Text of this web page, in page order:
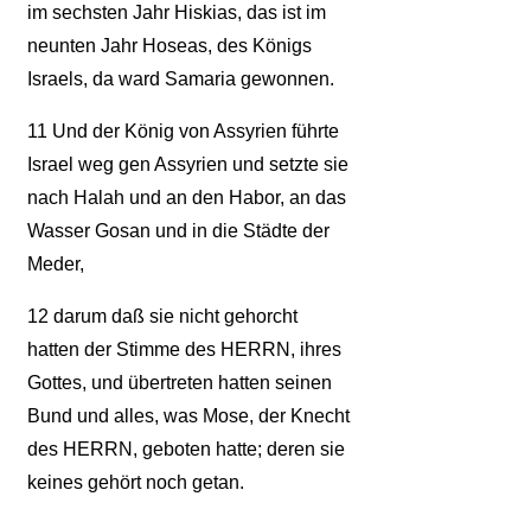
im sechsten Jahr Hiskias, das ist im
neunten Jahr Hoseas, des Königs
Israels, da ward Samaria gewonnen.
11 Und der König von Assyrien führte
Israel weg gen Assyrien und setzte sie
nach Halah und an den Habor, an das
Wasser Gosan und in die Städte der
Meder,
12 darum daß sie nicht gehorcht
hatten der Stimme des HERRN, ihres
Gottes, und übertreten hatten seinen
Bund und alles, was Mose, der Knecht
des HERRN, geboten hatte; deren sie
keines gehört noch getan.